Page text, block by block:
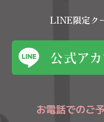
LINE限定ク
お電話でのご